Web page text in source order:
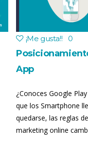
¡Me gusta!! 0
App
¿Conoces Google
que los Smartphone
quedarse, las reglas
marketing online